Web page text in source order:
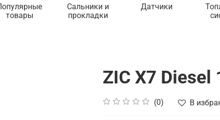
товары
Сальники и
прокладки
Датчики
ZIC X7 Diesel
(0) В